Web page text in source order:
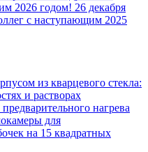
2026 годом! 26 декабря
с наступающим 2025
из кварцевого стекла:
и растворах
нагрева
для
на 15 квадратных